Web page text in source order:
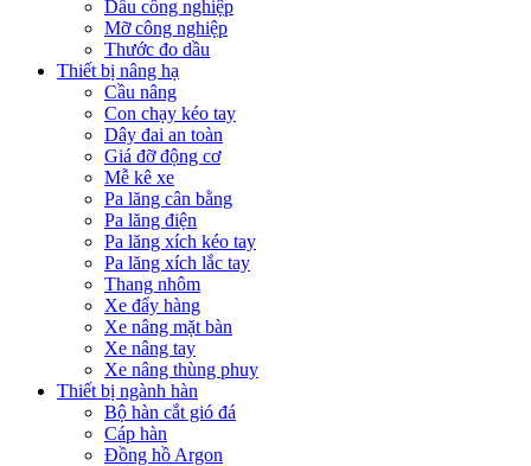
Dầu công nghiệp
Mỡ công nghiệp
Thước đo dầu
Thiết bị nâng hạ
Cầu nâng
Con chạy kéo tay
Dây đai an toàn
Giá đỡ động cơ
Mễ kê xe
Pa lăng cân bằng
Pa lăng điện
Pa lăng xích kéo tay
Pa lăng xích lắc tay
Thang nhôm
Xe đẩy hàng
Xe nâng mặt bàn
Xe nâng tay
Xe nâng thùng phuy
Thiết bị ngành hàn
Bộ hàn cắt gió đá
Cáp hàn
Đồng hồ Argon